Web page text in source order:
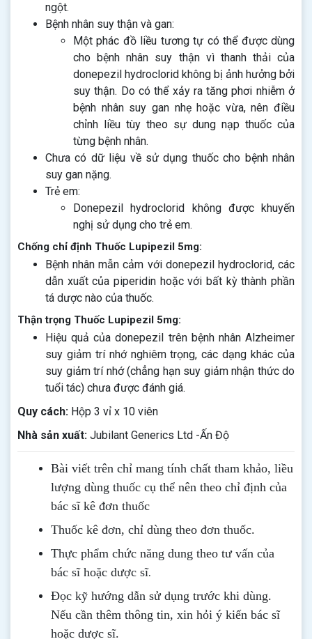
ngột.
Bệnh nhân suy thận và gan:
Một phác đồ liều tương tự có thể được dùng
cho bệnh nhân suy thận vì thanh thải của
donepezil hydroclorid không bị ảnh hưởng bởi
suy thận. Do có thể xảy ra tăng phơi nhiễm ở
bệnh nhân suy gan nhẹ hoặc vừa, nên điều
chỉnh liều tùy theo sự dung nạp thuốc của
từng bệnh nhân.
Chưa có dữ liệu về sử dụng thuốc cho bệnh nhân
suy gan nặng.
Trẻ em:
Donepezil hydroclorid không được khuyến
nghị sử dụng cho trẻ em.
Chống chỉ định Thuốc Lupipezil 5mg:
Bệnh nhân mẫn cảm với donepezil hydroclorid, các
dẫn xuất của piperidin hoặc với bất kỳ thành phần
tá dược nào của thuốc.
Thận trọng Thuốc Lupipezil 5mg:
Hiệu quả của donepezil trên bệnh nhân Alzheimer
suy giảm trí nhớ nghiêm trọng, các dạng khác của
suy giảm trí nhớ (chẳng hạn suy giảm nhận thức do
tuổi tác) chưa được đánh giá.
Quy cách: Hộp 3 vỉ x 10 viên
Nhà sản xuất: Jubilant Generics Ltd -Ấn Độ
Bài viết trên chỉ mang tính chất tham khảo, liều
lượng dùng thuốc cụ thể nên theo chỉ định của
bác sĩ kê đơn thuốc
Thuốc kê đơn, chỉ dùng theo đơn thuốc.
Thực phẩm chức năng dung theo tư vấn của
bác sĩ hoặc dược sĩ.
Đọc kỹ hướng dẫn sử dụng trước khi dùng.
Nếu cần thêm thông tin, xin hỏi ý kiến bác sĩ
hoặc dược sĩ.